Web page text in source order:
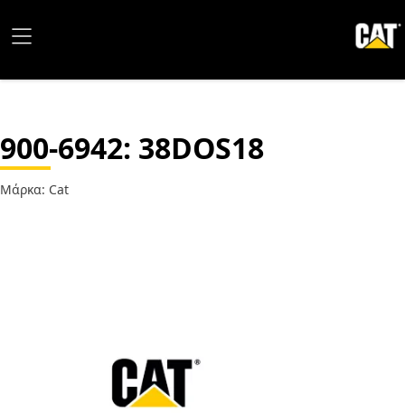
900-6942: 38DOS18
Μάρκα: Cat